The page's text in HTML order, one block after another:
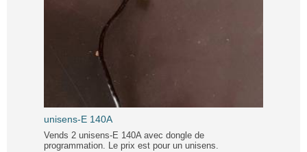
unisens-E 140A
Vends 2 unisens-E 140A avec dongle de
programmation. Le prix est pour un unisens.